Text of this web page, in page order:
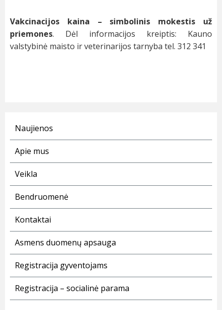
Vakcinacijos kaina – simbolinis mokestis už
priemones. Dėl informacijos kreiptis: Kauno
valstybinė maisto ir veterinarijos tarnyba tel. 312 341
Naujienos
Apie mus
Veikla
Bendruomenė
Kontaktai
Asmens duomenų apsauga
Registracija gyventojams
Registracija – socialinė parama